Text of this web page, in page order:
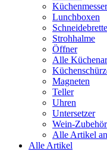
Küchenmesser
Lunchboxen
Strohhalme
Öffner
Alle
Magneten
Teller
Uhren
Untersetzer
Wein-Zubehör
Alle Artikel
Alle Artikel